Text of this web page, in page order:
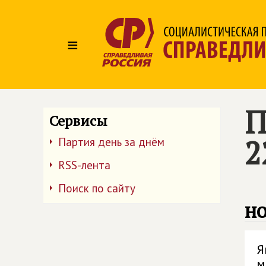
≡
Сервисы
Партия день за днём
RSS-лента
Поиск по сайту